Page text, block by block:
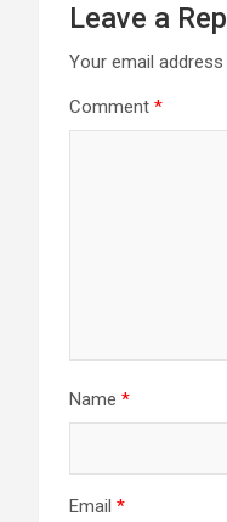
Leave a
Your email
Comment *
Name *
Email *